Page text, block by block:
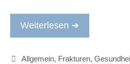
Weiterlesen ➔
Kategorien
Allgemein, Frakturen,